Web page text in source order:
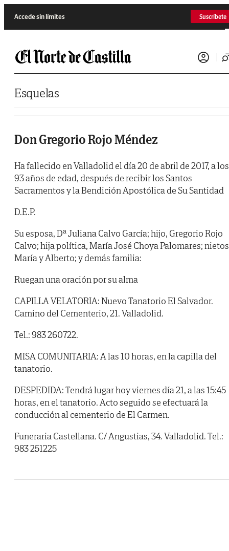
Accede sin límites Suscríbete
Esquelas
Don Gregorio Rojo Méndez
Ha fallecido en Valladolid el día 20 de abril de 2017, a los
93 años de edad, después de recibir los Santos
Sacramentos y la Bendición Apostólica de Su Santidad
D.E.P.
Su esposa, Dª Juliana Calvo García; hijo, Gregorio Rojo
Calvo; hija política, María José Choya Palomares;
María y Alberto; y demás familia:
Ruegan una oración por su alma
CAPILLA VELATORIA: Nuevo Tanatorio El Salvador.
Camino del Cementerio, 21. Valladolid.
Tel.: 983 260722.
MISA COMUNITARIA: A las 10 horas, en la capilla del
tanatorio.
DESPEDIDA: Tendrá lugar hoy viernes día 21, a las 15:45
horas, en el tanatorio. Acto seguido se efectuará la
conducción al cementerio de El Carmen.
Funeraria Castellana. C/ Angustias, 34. Valladolid. Tel.:
983 251225